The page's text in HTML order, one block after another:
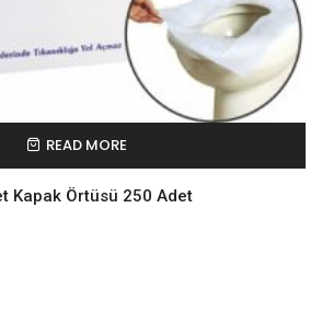
READ MORE
Kapak Örtüsü 250 Adet